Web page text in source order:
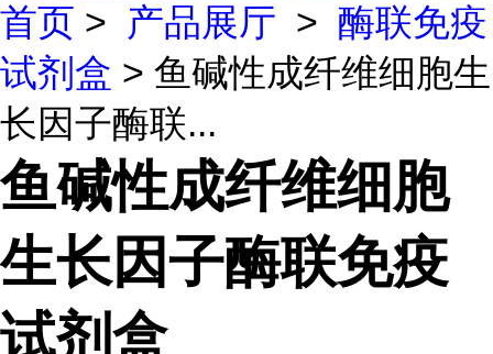
首页 > 产品展厅 > 酶联免疫
试剂盒 > 鱼碱性成纤维细胞生
长因子酶联...
鱼碱性成纤维细胞
生长因子酶联免疫
试剂盒